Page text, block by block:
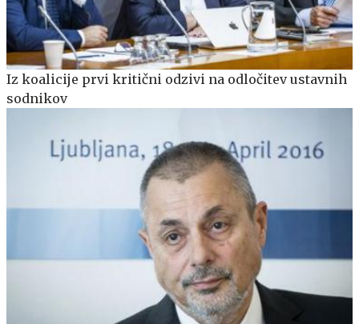
Iz koalicije prvi kritični odzivi na odločitev ustavnih
sodnikov